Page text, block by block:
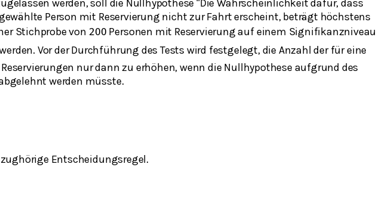
werden, soll die Nullhypothese "Die Wahrscheinlichkeit dafür, dass
Person mit Reservierung nicht zur Fahrt erscheint, beträgt höchstens
Stichprobe von 200 Personen mit Reservierung auf einem Signifikanzniveau
Vor der Durchführung des Tests wird festgelegt, die Anzahl der für eine
nur dann zu erhöhen, wenn die Nullhypothese aufgrund des
werden müsste.
Entscheidungsregel.